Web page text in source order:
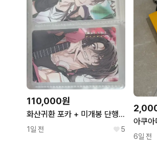
110,000원
화산귀환 포카 + 미개봉 단행본 + 청명 솜인형 깨찰떡묭
1일 전 5
6일 전